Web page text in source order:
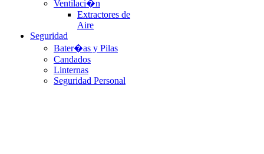
Ventilaci�n
Extractores de
Aire
Seguridad
Bater�as y Pilas
Candados
Linternas
Seguridad Personal